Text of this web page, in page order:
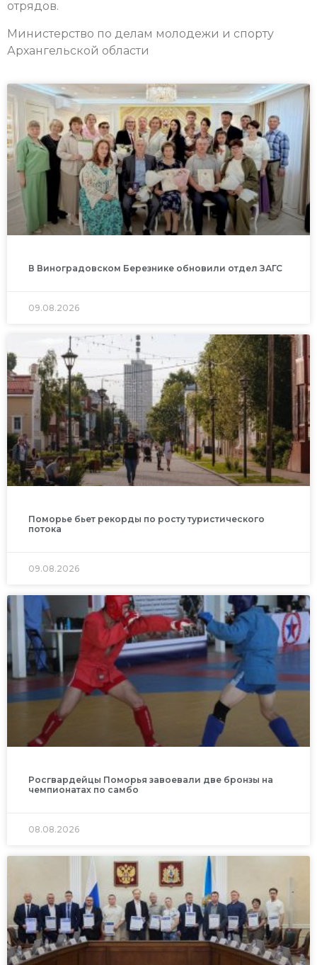
отрядов.
Министерство по делам молодежи и спорту
Архангельской области
В Виноградовском Березнике обновили отдел ЗАГС
09.08.2026
Поморье бьет рекорды по росту туристического
потока
09.08.2026
Росгвардейцы Поморья завоевали две бронзы на
чемпионатах по самбо
08.08.2026